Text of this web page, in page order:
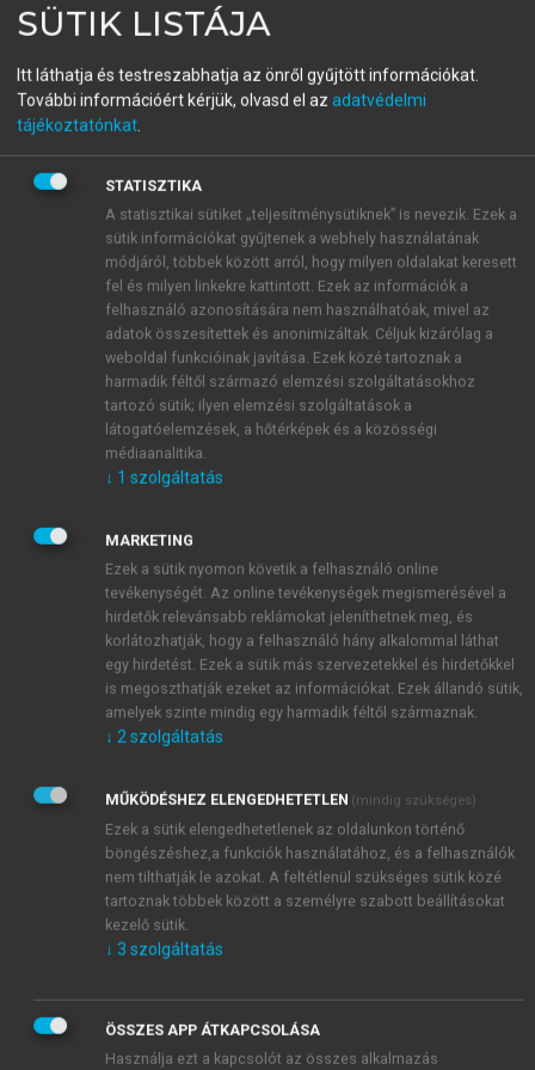
Szemben az árral
Rendhagyó közgazdasági előadások
menu_book
A Say- és a Walras-törvényről
A Say- és a Walras-törvénynek nem csak
elmélettörténeti jelentősége van, hanem jól
kitapintható hatása is a jelenkori mainstream
elméletre, ami miatt érdemes röviden kitérni rájuk. A
18–19. században élt Jean Baptiste Sayre
valószínűleg az általa megfogalmazott két,
viszonylag egyszerű összefüggés miatt emlékszik
megfogalmazása is komoly viták tárgya volt az
elmúlt évszázadban, nem beszélve a különféle
értelmezési lehetőségekről és a vélelmezett
következményekről.31A Saynek tulajdonított törvény
a következő két megfogalmazásban vált
leggyakrabban az elemzések tárgyává:
SÜTIK LISTÁJA
Itt láthatja és testreszabhatja az önről gyűjtött információkat.
További információért kérjük, olvasd el az adatvédelmi
tájékoztatónkat.
STATISZTIKA
A statisztikai sütiket „teljesítménysütiknek” is nevezik. Ezek a
sütik információkat gyűjtenek a webhely használatának
módjáról, többek között arról, hogy milyen oldalakat keresett
fel és milyen linkekre kattintott. Ezek az információk a
felhasználó azonosítására nem használhatóak, mivel az
adatok összesítettek és anonimizáltak. Céljuk kizárólag a
weboldal funkcióinak javítása. Ezek közé tartoznak a
harmadik féltől származó elemzési szolgáltatásokhoz
tartozó sütik; ilyen elemzési szolgáltatások a
látogatóelemzések, a hőtérképek és a közösségi
médiaanalitika.
↓ 1 szolgáltatás
MARKETING
Ezek a sütik nyomon követik a felhasználó online
tevékenységét. Az online tevékenységek megismerésével a
hirdetők relevánsabb reklámokat jeleníthetnek meg, és
korlátozhatják, hogy a felhasználó hány alkalommal láthat
egy hirdetést. Ezek a sütik más szervezetekkel és hirdetőkkel
is megoszthatják ezeket az információkat. Ezek állandó sütik,
amelyek szinte mindig egy harmadik féltől származnak.
↓ 2szolgáltatás
MŰKÖDÉSHEZ ELENGEDHETETLEN (mindig szükséges)
Ezek a sütik elengedhetetlenek az oldalunkon történő
böngészéshez,a funkciók használatához, és a felhasználók
nem tilthatják le azokat. A feltétlenül szükséges sütik közé
tartoznak többek között a személyre szabott beállításokat
kezelő sütik.
↓ 3 szolgáltatás
ÖSSZES APP ÁTKAPCSOLÁSA
Használja ezt a kapcsolót az összes alkalmazás